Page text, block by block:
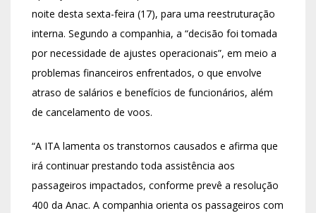
noite desta sexta-feira (17), para uma reestruturação
interna. Segundo a companhia, a “decisão foi tomada
por necessidade de ajustes operacionais”, em meio a
problemas financeiros enfrentados, o que envolve
atraso de salários e benefícios de funcionários, além
de cancelamento de voos.
“A ITA lamenta os transtornos causados e afirma que
irá continuar prestando toda assistência aos
passageiros impactados, conforme prevê a resolução
400 da Anac. A companhia orienta os passageiros com